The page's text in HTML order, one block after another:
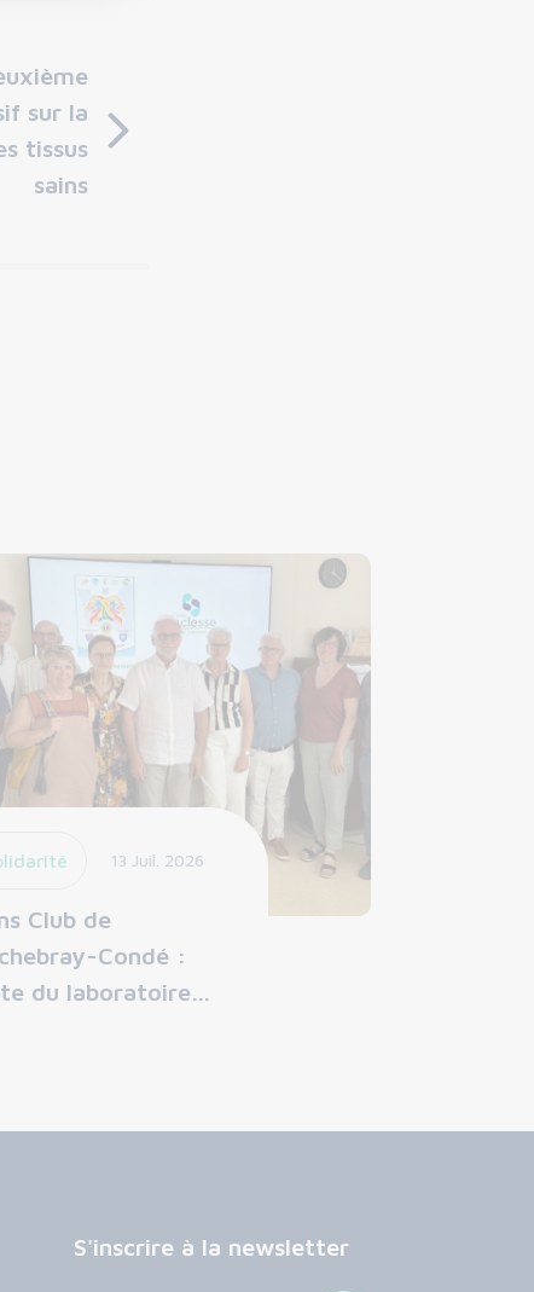
sur la
tissus
sains
13 Juil. 2026
Club de
Condé :
du laboratoire…
S'inscrire à la newsletter